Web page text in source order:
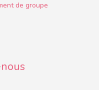
de groupe
nous